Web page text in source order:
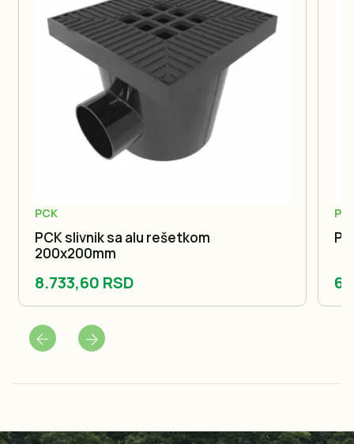
PCK
PCK slivnik sa alu rešetkom
200x200mm
8.733,60 RSD